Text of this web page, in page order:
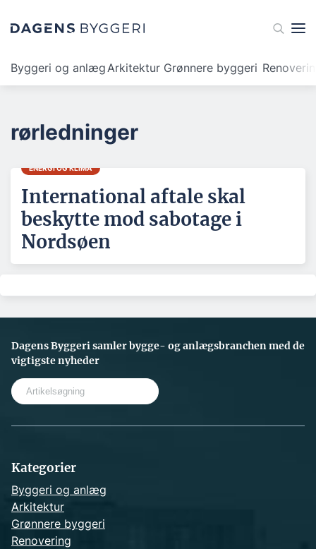
Byggeri og anlægArkitektur Grønnere byggeri
rørledninger
ENERGI OG KLIMA
International aftale skal
beskytte mod sabotage i
Nordsøen
Dagens Byggeri samler bygge- og anlægsbranchen med de
vigtigste nyheder
Kategorier
Byggeri og anlæg
Arkitektur
Grønnere byggeri
Renovering